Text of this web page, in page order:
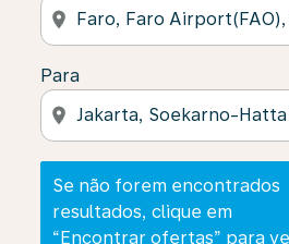
location_on
Para
location_on
Se não forem encontrados
resultados, clique em
“Encontrar ofertas” para